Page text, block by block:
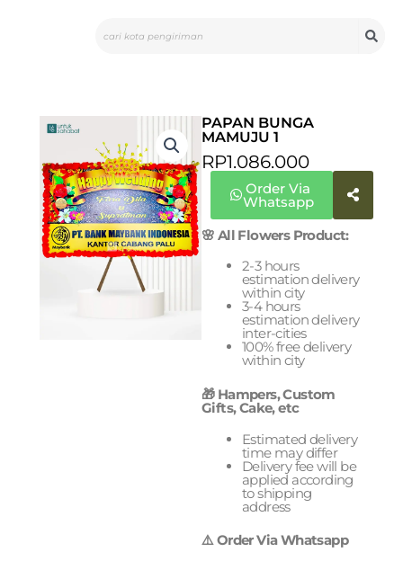
PAPAN BUNGA
MAMUJU 1
RP1.086.000
Order Via
Whatsapp
🌸 All Flowers Product:
2-3 hours
estimation delivery
within city
3-4 hours
estimation delivery
inter-cities
100% free delivery
within city
🎁 Hampers, Custom
Gifts, Cake, etc
Estimated delivery
time may differ
Delivery fee will be
applied according
to shipping
address
⚠️ Order Via Whatsapp